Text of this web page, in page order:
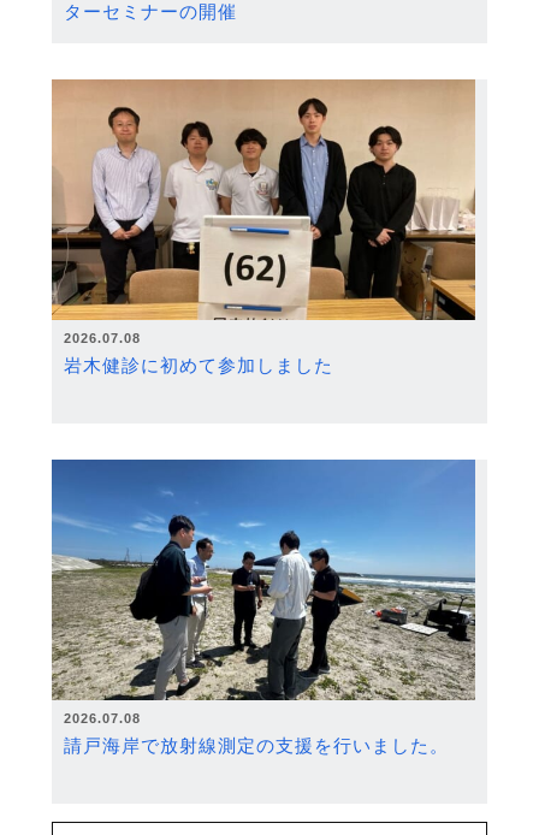
ターセミナーの開催
2026.07.08
岩木健診に初めて参加しました
2026.07.08
請戸海岸で放射線測定の支援を行いました。